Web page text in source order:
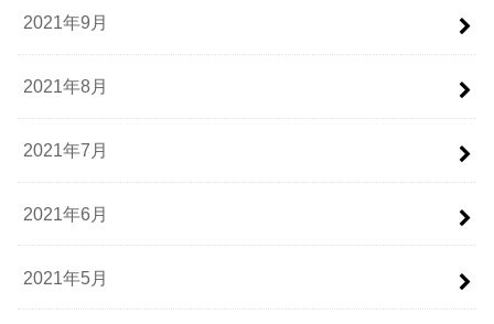
2021年9月
2021年8月
2021年7月
2021年6月
2021年5月